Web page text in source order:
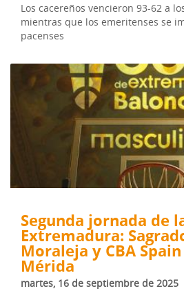
Los cacereños vencieron 93-62 a
mientras que los emeritenses se
pacenses
Segunda jornada de
Extremadura:
Moraleja y CBA
Mérida
martes, 16 de septiembre de 2025